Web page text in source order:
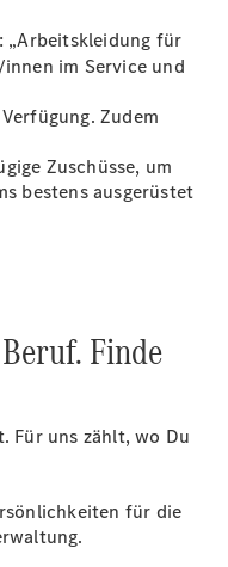
„Arbeitskleidung für
im Service und
Zudem
Zuschüsse, um
bestens ausgerüstet
Finde
Für uns zählt, wo Du
für die